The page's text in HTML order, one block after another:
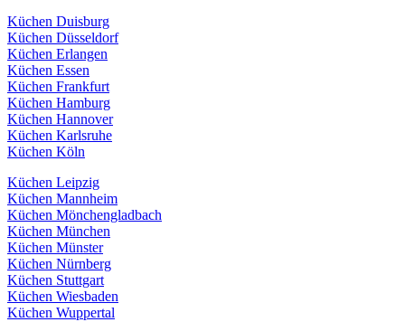
Küchen Duisburg
Küchen Düsseldorf
Küchen Erlangen
Küchen Essen
Küchen Frankfurt
Küchen Hamburg
Küchen Hannover
Küchen Karlsruhe
Küchen Köln
Küchen Leipzig
Küchen Mannheim
Küchen Mönchengladbach
Küchen München
Küchen Münster
Küchen Nürnberg
Küchen Stuttgart
Küchen Wiesbaden
Küchen Wuppertal